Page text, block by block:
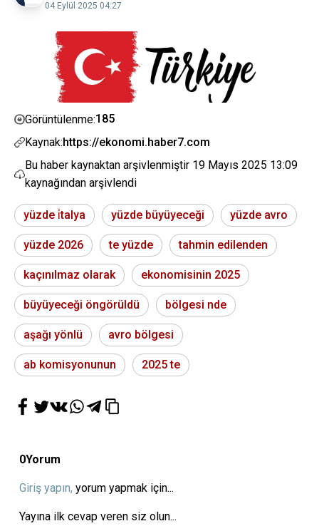
04 Eylül 2025 04:27
Görüntülenme:185
Kaynak:https://ekonomi.haber7.com
Bu haber kaynaktan arşivlenmiştir 19 Mayıs 2025 13:09
kaynağından arşivlendi
yüzde i̇talya yüzde büyüyeceği yüzde avro
yüzde 2026 te yüzde tahmin edilenden
kaçınılmaz olarak ekonomisinin 2025
büyüyeceği öngörüldü bölgesi nde
aşağı yönlü avro bölgesi
ab komisyonunun 2025 te
0Yorum
Giriş yapın, yorum yapmak için...
Yayına ilk cevap veren siz olun...